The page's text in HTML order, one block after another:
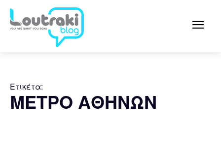
Ετικέτα:
ΜΕΤΡΟ ΑΘΗΝΩΝ